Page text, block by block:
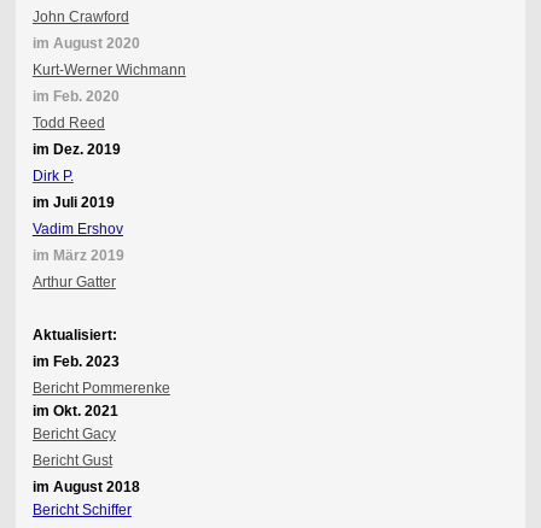
John Crawford
im August 2020
Kurt-Werner Wichmann
im Feb. 2020
Todd Reed
im Dez. 2019
Dirk P.
im Juli 2019
Vadim Ershov
im März 2019
Arthur Gatter
Aktualisiert:
im Feb. 2023
Bericht Pommerenke
im Okt. 2021
Bericht Gacy
Bericht Gust
im August 2018
Bericht Schiffer